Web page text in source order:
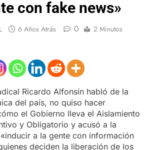
con fake news»
6 Años Atrás 0 2 Minutos
Ricardo Alfonsín habló de la
del país, no quiso hacer
el Gobierno lleva el Aislamiento
y Obligatorio y acusó a la
a la gente con información
deciden la liberación de los